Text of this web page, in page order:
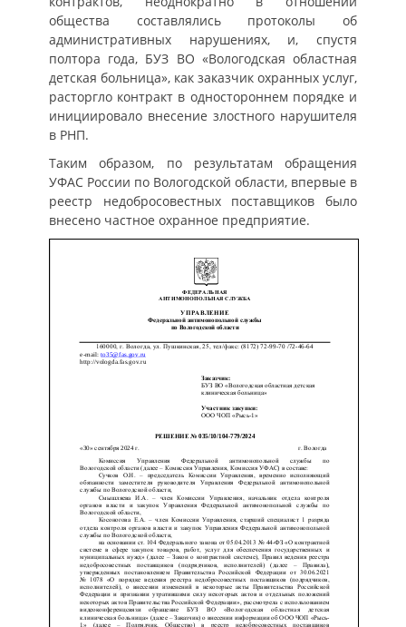
общества составлялись протоколы об
административных нарушениях, и, спустя
полтора года, БУЗ ВО «Вологодская областная
детская больница», как заказчик охранных услуг,
расторгло контракт в одностороннем порядке и
инициировало внесение злостного нарушителя
в РНП.
Таким образом, по результатам обращения
УФАС России по Вологодской области, впервые в
реестр недобросовестных поставщиков было
внесено частное охранное предприятие.